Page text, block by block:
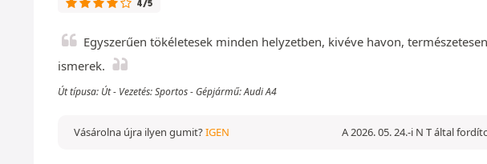
4/5
Egyszerűen tökéletesek minden helyzetben, kivéve havon,
ismerek.
Út típusa: Út - Vezetés: Sportos - Gépjármű: Audi A4
A 2026. 05. 24.-i N T által
Vásárolna újra ilyen gumit?IGEN